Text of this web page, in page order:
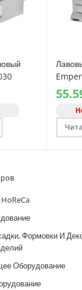
Формовки И
Оборудование